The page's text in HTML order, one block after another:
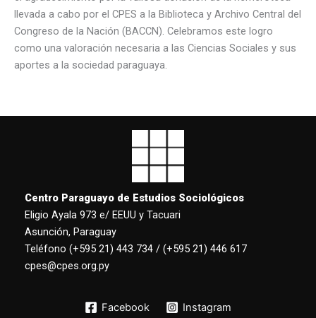
llevada a cabo por el CPES a la Biblioteca y Archivo Central del
Congreso de la Nación (BACCN). Celebramos este logro
como una valoración necesaria a las Ciencias Sociales y sus
aportes a la sociedad paraguaya.
Centro Paraguayo de Estudios Sociológicos
Eligio Ayala 973 e/ EEUU y Tacuari
Asunción, Paraguay
Teléfono (+595 21) 443 734 / (+595 21) 446 617
cpes@cpes.org.py
Facebook Instagram